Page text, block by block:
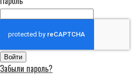
Войти
Забыли пароль?